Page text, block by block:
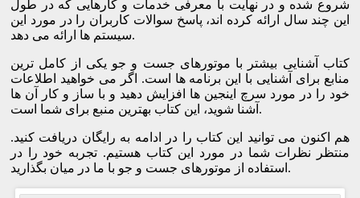
شروع شده و در نهایت با معرفی خدمات و کارهایی که در طول
این چند سال ارائه کرده اند، پاسخ سوالات کاربران را در مورد این
سیستم ها ارائه می دهد.
کتاب آشنایی بیشتر با موتورهای جست و جو یکی از کامل ترین
منابع برای آشنایی با این برنامه ها است. اگر می خواهید اطلاعات
خود را در مورد سرچ اینجین ها افزایش دهید و با ساز و کار آن ها
آشنا شوید، این کتاب بهترین منبع برای شما است.
هم اکنون می توانید این کتاب را در ادامه به رایگان دریافت کنید.
منتظر نظرات شما در مورد این کتاب هستیم. تجربه خود را در
استفاده از موتورهای جست و جو با ما در میان بگذارید.